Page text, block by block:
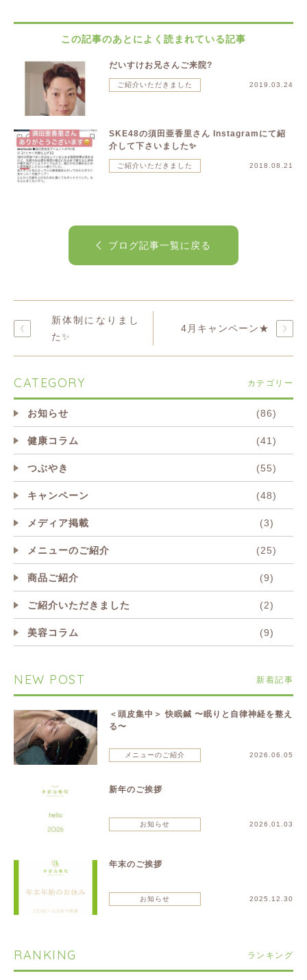
この記事のあとによく読まれている記事
だいすけお兄さんご来院?
ご紹介いただきました 2019.03.24
SKE48の須田亜香里さん Instagramにて紹
介して下さいました✨
ご紹介いただきました 2018.08.21
ブログ記事一覧に戻る
新体制になりまし
た✨
4月キャンペーン★
CATEGORY カテゴリー
お知らせ (86)
健康コラム (41)
つぶやき (55)
キャンペーン (48)
メディア掲載 (3)
メニューのご紹介 (25)
商品ご紹介 (9)
ご紹介いただきました (2)
美容コラム (9)
NEW POST 新着記事
＜頭皮集中＞ 快眠鍼 〜眠りと自律神経を整え
る〜
メニューのご紹介 2026.06.05
新年のご挨拶
お知らせ 2026.01.03
年末のご挨拶
お知らせ 2025.12.30
RANKING ランキング